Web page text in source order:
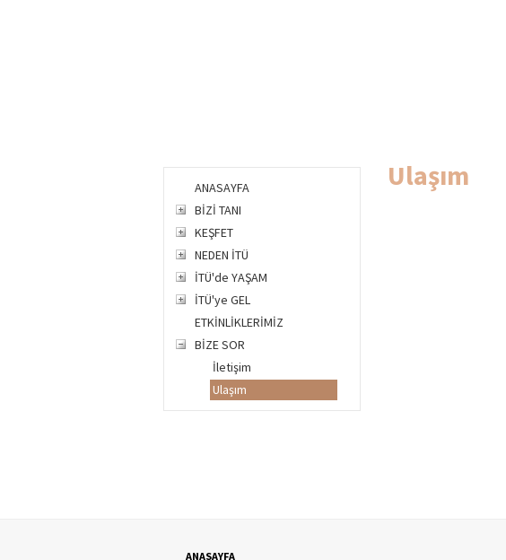
ANASAYFA
BİZİ TANI
KEŞFET
NEDEN İTÜ
İTÜ'de YAŞAM
İTÜ'ye GEL
ETKİNLİKLERİMİZ
BİZE SOR
İletişim
Ulaşım
Ulaşım
ANASAYFA